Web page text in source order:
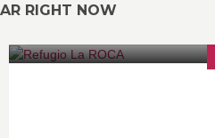
RIGHT NOW